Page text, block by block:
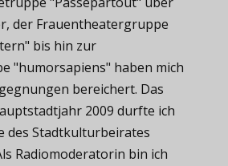
der Frauentheatergruppe
bis hin zur
"humorsapiens" haben mich
bereichert. Das
2009 durfte ich
des Stadtkulturbeirates
Radiomoderatorin bin ich